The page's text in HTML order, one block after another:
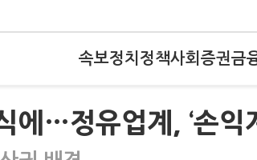
속보정치 정책사회 증권금
에…정유업계, ‘손익